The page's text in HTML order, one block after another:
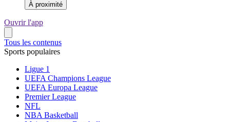
À proximité
Ouvrir l'app
Tous les contenus
Sports populaires
Ligue 1
UEFA Champions League
UEFA Europa League
Premier League
NFL
NBA Basketball